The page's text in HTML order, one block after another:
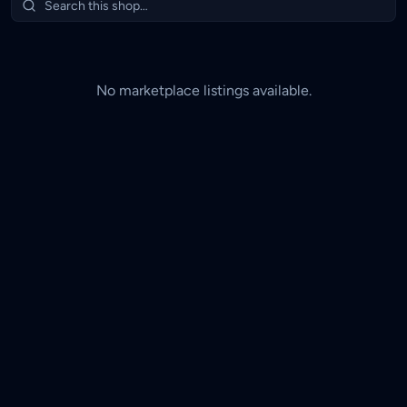
No marketplace listings available.